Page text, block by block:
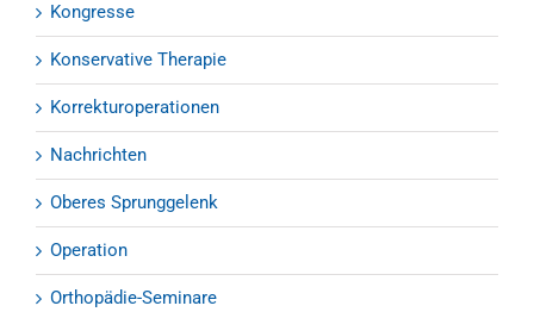
Kongresse
Konservative Therapie
Korrekturoperationen
Nachrichten
Oberes Sprunggelenk
Operation
Orthopädie-Seminare